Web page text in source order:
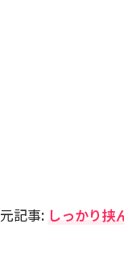
元記事: しっかり挟